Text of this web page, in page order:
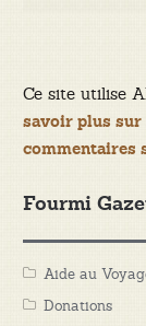
Ce site utilise
savoir plus sur
commentaires
Fourmi
Aide au
Donations